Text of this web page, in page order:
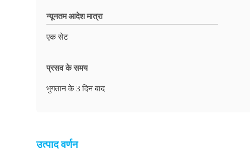
न्यूनतम आदेश मात्रा
एक सेट
प्रसव के समय
भुगतान के 3 दिन बाद
उत्पाद वर्णन